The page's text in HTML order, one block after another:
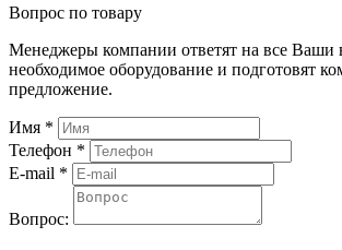
Вопрос по товару
Менеджеры компании ответят на все Ваши
необходимое оборудование и подготовят
предложение.
Имя *
Телефон *
E-mail *
Вопрос: